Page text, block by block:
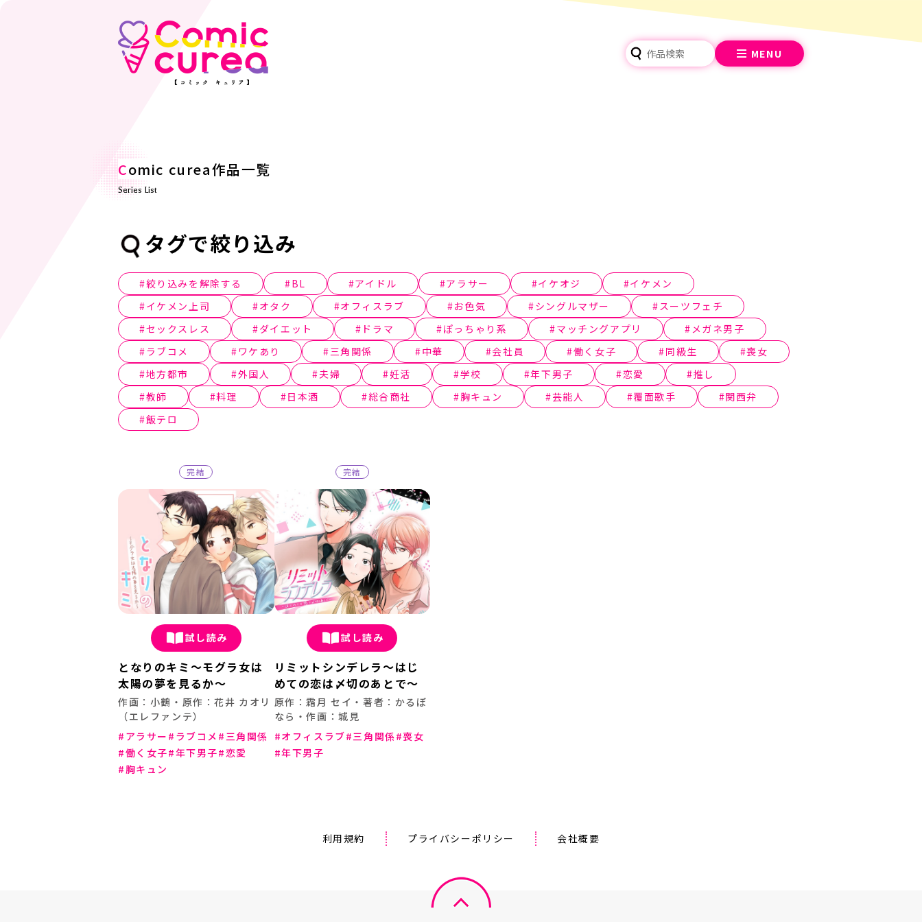
MENU
Comic curea作品一覧
Series List
タグで絞り込み
絞り込みを解除する BL アイドル アラサー イケオジ
イケメン
イケメン上司
オタク オフィスラブ お色気 シングルマザー
スーツフェチ
セックスレス
ダイエット ドラマ ぽっちゃり系 マッチングアプリ
メガネ男子
ラブコメ
ワケあり 三角関係 中華 会社員 働く女子 同級生
喪女
地方都市
外国人 夫婦 妊活 学校 年下男子 恋愛
推し
教師
料理 日本酒 総合商社 胸キュン 芸能人 覆面歌手
関西弁
飯テロ
完結
試し読み
となりのキミ～モグラ女は
太陽の夢を見るか～
作画：小鶴・原作：花井 カオリ
（エレファンテ）
アラサー
ラブコメ
三角関係
働く女子
年下男子
恋愛
胸キュン
完結
試し読み
リミットシンデレラ～はじ
めての恋は〆切のあとで～
原作：霜月 セイ・著者：かるぼ
なら・作画：城見
オフィスラブ
三角関係
喪女
年下男子
利用規約 プライバシーポリシー 会社概要